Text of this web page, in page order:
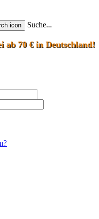
Suche...
ab 70 € in Deutschland!